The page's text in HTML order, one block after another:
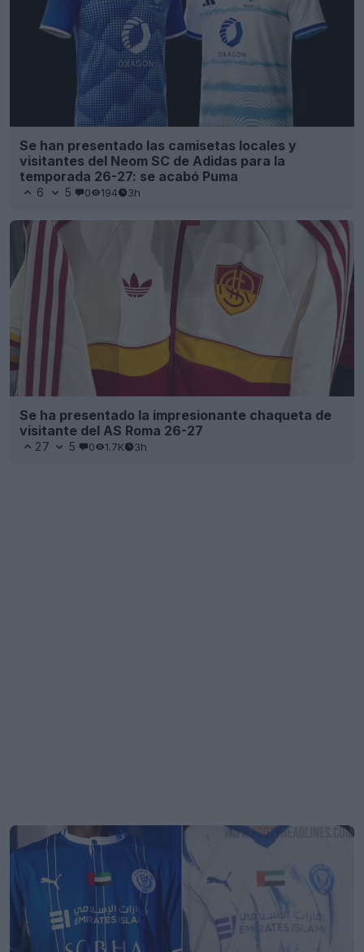
Se han presentado las camisetas locales y
visitantes del Neom SC de Adidas para la
temporada 26-27: se acabó Puma
6 5 0 194 3h
Se ha presentado la impresionante chaqueta de
visitante del AS Roma 26-27
27 5 0 1.7K 3h